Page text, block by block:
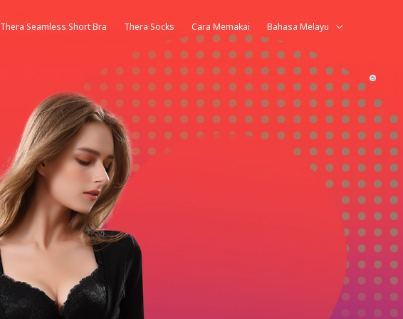
Thera Seamless Short Bra Thera Socks Cara Memakai Bahasa Melayu